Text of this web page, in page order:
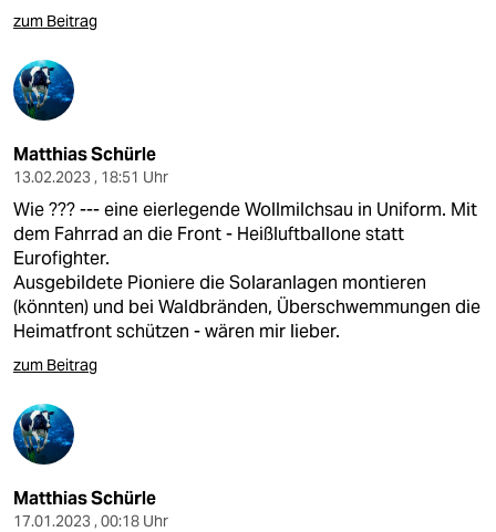
zum Beitrag
Matthias Schürle
13.02.2023 , 18:51 Uhr
Wie ??? --- eine eierlegende Wollmilchsau in Uniform. Mit
dem Fahrrad an die Front - Heißluftballone statt
Eurofighter.
Ausgebildete Pioniere die Solaranlagen montieren
(könnten) und bei Waldbränden, Überschwemmungen die
Heimatfront schützen - wären mir lieber.
zum Beitrag
Matthias Schürle
17.01.2023 , 00:18 Uhr